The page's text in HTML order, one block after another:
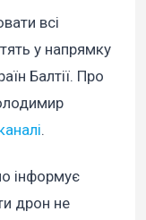
всі
у напрямку
Балтії. Про
.
інформує
дрон не